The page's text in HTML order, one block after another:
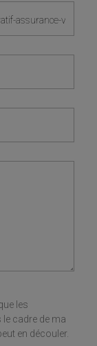
les
cadre de ma
en découler.